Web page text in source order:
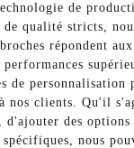
de
de qualité stricts,
répondent
de
nos clients. Qu'il
d'ajouter des options
nous